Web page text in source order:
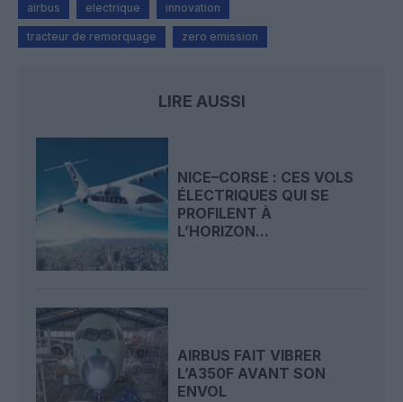
airbus electrique innovation
tracteur de remorquage zero emission
LIRE AUSSI
NICE–CORSE : CES VOLS
ÉLECTRIQUES QUI SE
PROFILENT À
L’HORIZON...
AIRBUS FAIT VIBRER
L’A350F AVANT SON
ENVOL